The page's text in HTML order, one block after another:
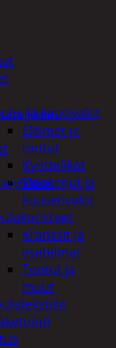
ja kausivalot
Eläimet ja
tontut
Kyntteliköt
Valoketjut ja
kuusenvalot
Kranssit ja
asetelmat
Tontut ja
muut